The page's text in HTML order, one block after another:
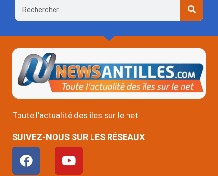
Rechercher
Toute l’actualité des îles sur le net
SUIVEZ-NOUS SUR LES RÉSEAUX
F
a
Y
o